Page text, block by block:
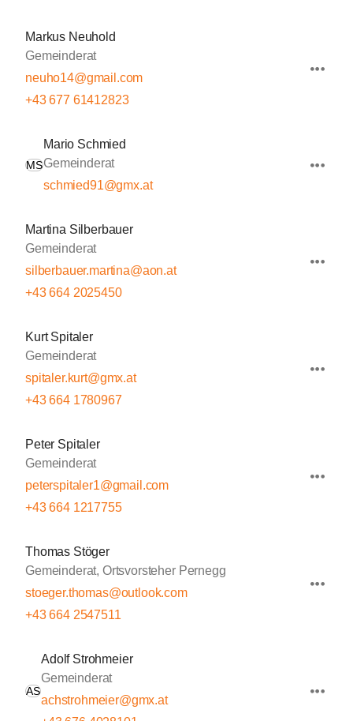
Markus Neuhold
Gemeinderat
neuho14@gmail.com
+43 677 61412823
MS
Mario Schmied
Gemeinderat
schmied91@gmx.at
Martina Silberbauer
Gemeinderat
silberbauer.martina@aon.at
+43 664 2025450
Kurt Spitaler
Gemeinderat
spitaler.kurt@gmx.at
+43 664 1780967
Peter Spitaler
Gemeinderat
peterspitaler1@gmail.com
+43 664 1217755
Thomas Stöger
Gemeinderat, Ortsvorsteher Pernegg
stoeger.thomas@outlook.com
+43 664 2547511
AS
Adolf Strohmeier
Gemeinderat
achstrohmeier@gmx.at